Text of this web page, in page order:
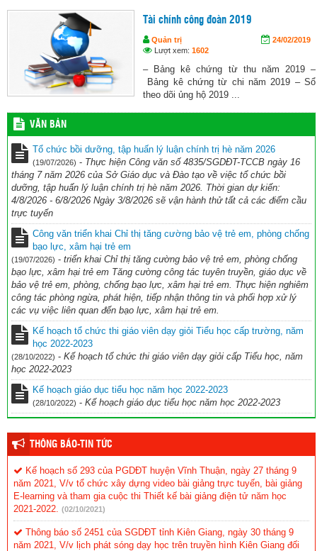
Tài chính công đoàn 2019
Quản trị
24/02/2019
Lượt xem: 1602
– Bảng kê chứng từ thu năm 2019 –
Bảng kê chứng từ chi năm 2019 – Sổ
theo dõi ủng hộ 2019 ...
VĂN BẢN
Tổ chức bồi dưỡng, tập huấn lý luận chính trị hè năm 2026
(19/07/2026) - Thực hiện Công văn số 4835/SGDĐT-TCCB ngày 16
tháng 7 năm 2026 của Sở Giáo dục và Đào tạo về việc tổ chức bồi
dưỡng, tập huấn lý luận chính trị hè năm 2026. Thời gian dự kiến:
4/8/2026 - 6/8/2026 Ngày 3/8/2026 sẽ vận hành thử tất cả các điểm cầu
trực tuyến
Công văn triển khai Chỉ thị tăng cường bảo vệ trẻ em, phòng chống
bạo lực, xâm hại trẻ em
(19/07/2026) - triển khai Chỉ thị tăng cường bảo vệ trẻ em, phòng chống
bạo lực, xâm hại trẻ em Tăng cường công tác tuyên truyền, giáo dục về
bảo vệ trẻ em, phòng, chống bạo lực, xâm hại trẻ em. Thực hiện nghiêm
công tác phòng ngừa, phát hiện, tiếp nhận thông tin và phối hợp xử lý
các vụ việc liên quan đến bạo lực, xâm hại trẻ em.
Kế hoạch tổ chức thi giáo viên dạy giỏi Tiểu học cấp trường, năm
học 2022-2023
(28/10/2022) - Kế hoạch tổ chức thi giáo viên dạy giỏi cấp Tiểu học, năm
học 2022-2023
Kế hoạch giáo dục tiểu học năm học 2022-2023
(28/10/2022) - Kế hoạch giáo dục tiểu học năm học 2022-2023
THÔNG BÁO-TIN TỨC
Kế hoạch số 293 của PGDĐT huyện Vĩnh Thuận, ngày 27 tháng 9
năm 2021, V/v tổ chức xây dựng video bài giảng trực tuyến, bài giảng
E-learning và tham gia cuộc thi Thiết kế bài giảng điện tử năm học
2021-2022.
(02/10/2021)
Thông báo số 2451 của SGDĐT tỉnh Kiên Giang, ngày 30 tháng 9
năm 2021, V/v lịch phát sóng dạy học trên truyền hình Kiên Giang đối